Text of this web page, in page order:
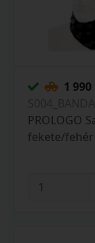
1 990
PROLOGO
fekete/fehér